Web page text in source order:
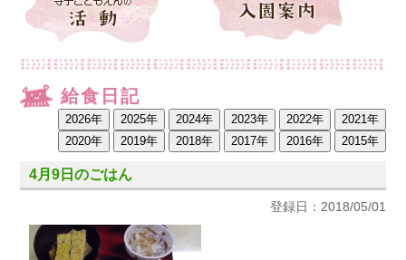
給食日記
4月9日のごはん
登録日：2018/05/01